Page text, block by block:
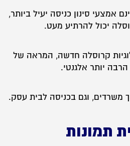
אמצעי סינון כניסה יעיל ביותר,
יכול להרתיע מעט.
קרוסלה חדשה, המראה של
יותר אלגנטי.
משרדים, וגם בכניסה לבית עסק.
תמונות